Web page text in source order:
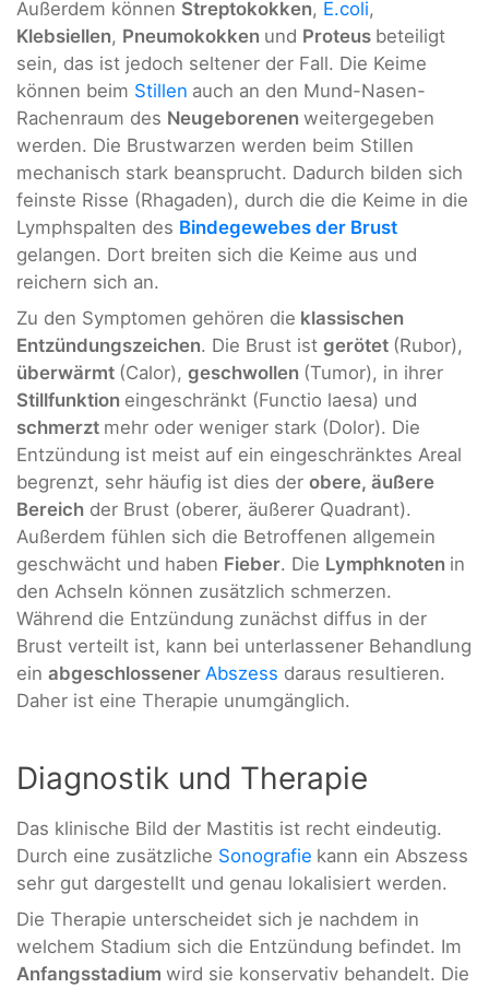
Außerdem können Streptokokken, E.coli,
Klebsiellen, Pneumokokken und Proteus beteiligt
sein, das ist jedoch seltener der Fall. Die Keime
können beim Stillen auch an den Mund-Nasen-
Rachenraum des Neugeborenen weitergegeben
werden. Die Brustwarzen werden beim Stillen
mechanisch stark beansprucht. Dadurch bilden sich
feinste Risse (Rhagaden), durch die die Keime in die
Lymphspalten des Bindegewebes der Brust
gelangen. Dort breiten sich die Keime aus und
reichern sich an.
Zu den Symptomen gehören die klassischen
Entzündungszeichen. Die Brust ist gerötet (Rubor),
überwärmt (Calor), geschwollen (Tumor), in ihrer
Stillfunktion eingeschränkt (Functio laesa) und
schmerzt mehr oder weniger stark (Dolor). Die
Entzündung ist meist auf ein eingeschränktes Areal
begrenzt, sehr häufig ist dies der obere, äußere
Bereich der Brust (oberer, äußerer Quadrant).
Außerdem fühlen sich die Betroffenen allgemein
geschwächt und haben Fieber. Die Lymphknoten in
den Achseln können zusätzlich schmerzen.
Während die Entzündung zunächst diffus in der
Brust verteilt ist, kann bei unterlassener Behandlung
ein abgeschlossener Abszess daraus resultieren.
Daher ist eine Therapie unumgänglich.
Diagnostik und Therapie
Das klinische Bild der Mastitis ist recht eindeutig.
Durch eine zusätzliche Sonografie kann ein Abszess
sehr gut dargestellt und genau lokalisiert werden.
Die Therapie unterscheidet sich je nachdem in
welchem Stadium sich die Entzündung befindet. Im
Anfangsstadium wird sie konservativ behandelt. Die